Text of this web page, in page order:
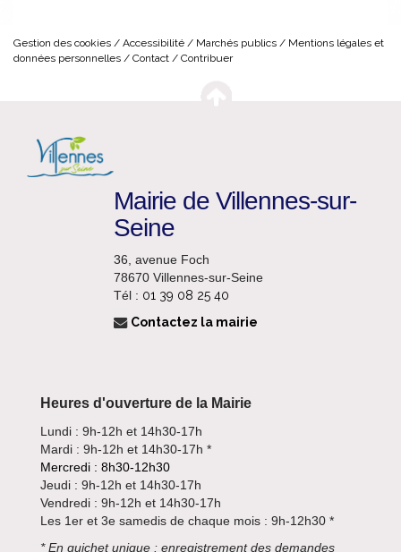
Gestion des cookies Accessibilité Marchés publics
Mentions légales et
données personnelles
Contact Contribuer
Mairie de Villennes-sur-
Seine
36, avenue Foch
78670 Villennes-sur-Seine
Tél : 01 39 08 25 40
Contactez la mairie
Heures d'ouverture de la Mairie
Lundi : 9h-12h et 14h30-17h
Mardi : 9h-12h et 14h30-17h *
Mercredi : 8h30-12h30
Jeudi : 9h-12h et 14h30-17h
Vendredi : 9h-12h et 14h30-17h
Les 1er et 3e samedis de chaque mois : 9h-12h30 *
*En guichet unique : enregistrement des demandes